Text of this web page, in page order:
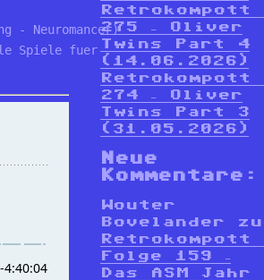
- Neuromancer)
Spiele fuer
Retrokompott –
275 – Oliver
Twins Part 4
(14.06.2026)
Retrokompott –
274 – Oliver
Twins Part 3
(31.05.2026)
Neue
Kommentare:
Wouter
Bovelander zu
Retrokompott –
Folge 159 –
Das ASM Jahr